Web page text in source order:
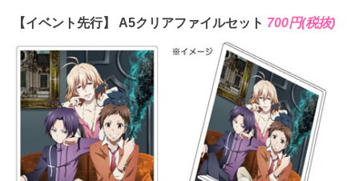
【イベント先行】 A5クリアファイルセット 700円(税抜)